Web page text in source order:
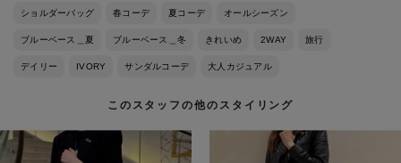
ショルダーバッグ 春コーデ 夏コーデ オールシーズン
ブルーベース＿夏 ブルーベース＿冬 きれいめ 2WAY 旅行
デイリー IVORY サンダルコーデ 大人カジュアル
このスタッフの他のスタイリング